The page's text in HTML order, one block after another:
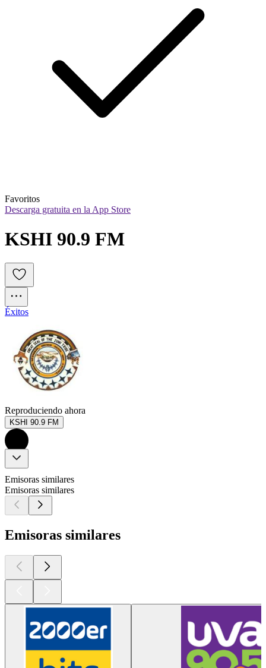
Favoritos
Descarga gratuita en la App Store
KSHI 90.9 FM
Éxitos
Reproduciendo ahora
KSHI 90.9 FM
Emisoras similares
Emisoras similares
Emisoras similares